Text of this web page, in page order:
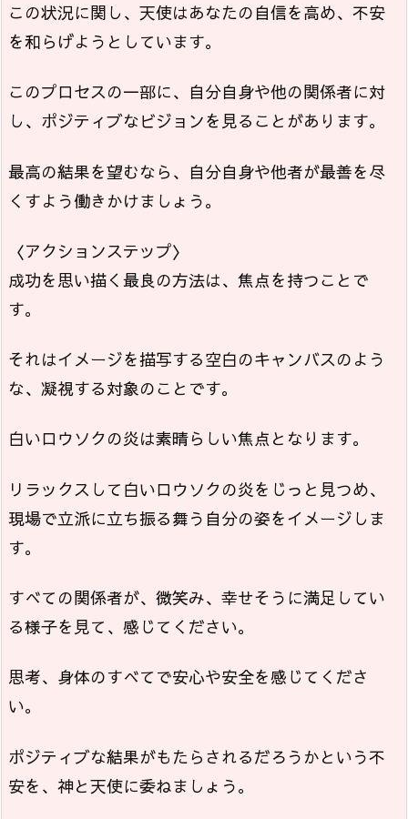
この状況に関し、天使はあなたの自信を高め、不安
を和らげようとしています。
このプロセスの一部に、自分自身や他の関係者に対
し、ポジティブなビジョンを見ることがあります。
最高の結果を望むなら、自分自身や他者が最善を尽
くすよう働きかけましょう。
〈アクションステップ〉
成功を思い描く最良の方法は、焦点を持つことで
す。
それはイメージを描写する空白のキャンバスのよう
な、凝視する対象のことです。
白いロウソクの炎は素晴らしい焦点となります。
リラックスして白いロウソクの炎をじっと見つめ、
現場で立派に立ち振る舞う自分の姿をイメージしま
す。
すべての関係者が、微笑み、幸せそうに満足してい
る様子を見て、感じてください。
思考、身体のすべてで安心や安全を感じてくださ
い。
ポジティブな結果がもたらされるだろうかという不
安を、神と天使に委ねましょう。